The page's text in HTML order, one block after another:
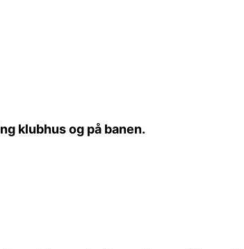
klubhus og på banen.